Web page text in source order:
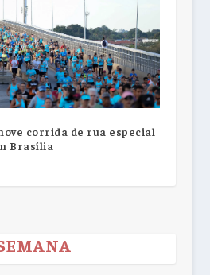
corrida de rua especial
Brasília